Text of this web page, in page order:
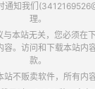
通知我们
理。
本站无关，您必须在
容。访问和下载本站内
款。
不贩卖软件，所有内